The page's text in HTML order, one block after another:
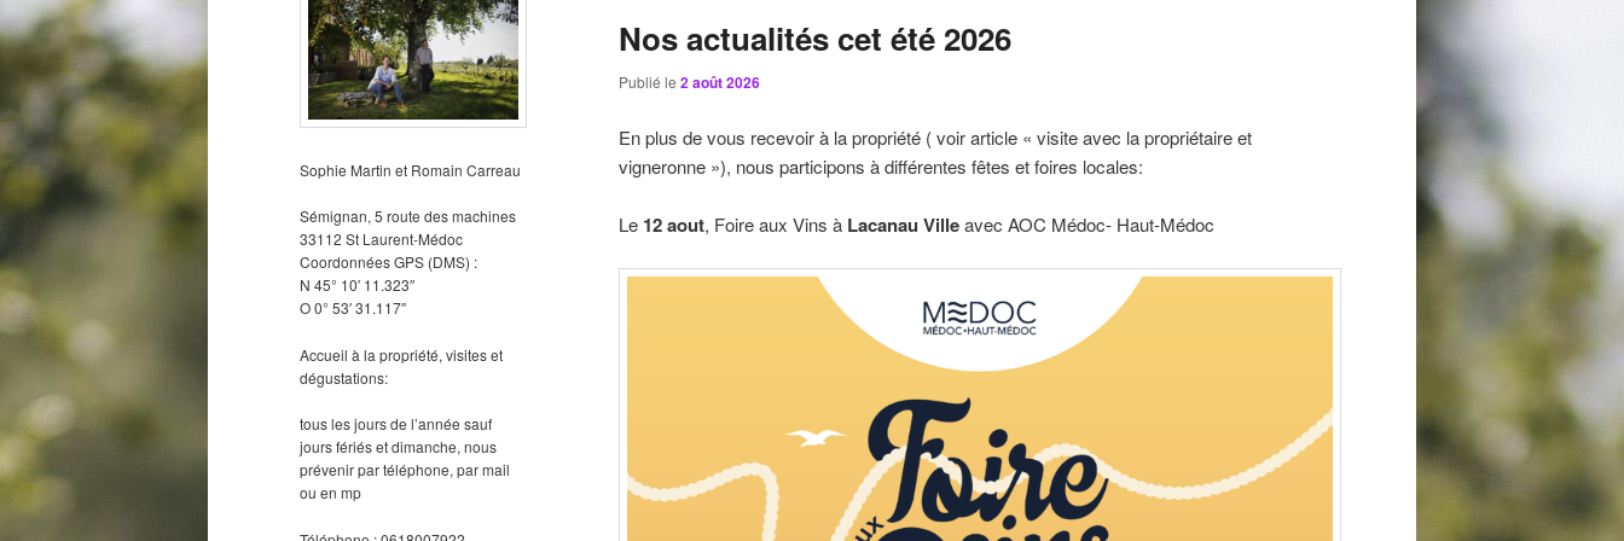
Nos actualités cet été 2026
Publié le 2 août 2026
En plus de vous recevoir à la propriété ( voir article « visite avec la propriétaire et
vigneronne »), nous participons à différentes fêtes et foires locales:
Le 12 aout, Foire aux Vins à Lacanau Villeavec AOC Médoc- Haut-Médoc
Sophie Martin et Romain Carreau
Sémignan, 5 route des machines
33112 St Laurent-Médoc
Coordonnées GPS (DMS) :
N 45° 10′ 11.323″
O 0° 53′ 31.117″
Accueil à la propriété, visites et
dégustations:
tous les jours de l’année sauf
jours fériés et dimanche, nous
prévenir par téléphone, par mail
ou en mp